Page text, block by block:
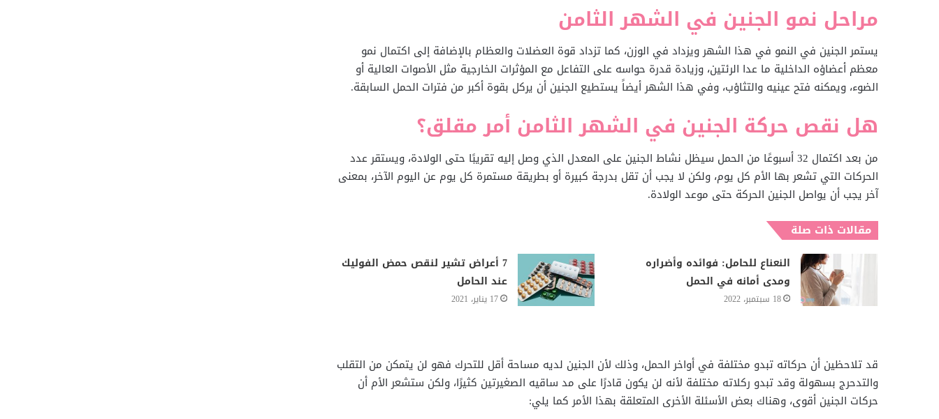
مراحل نمو الجنين في الشهر الثامن
يستمر الجنين في النمو في هذا الشهر ويزداد في الوزن، كما تزداد قوة العضلات والعظام بالإضافة إلى اكتمال نمو
معظم أعضاؤه الداخلية ما عدا الرئتين، وزيادة قدرة حواسه على التفاعل مع المؤثرات الخارجية مثل الأصوات العالية أو
الضوء، ويمكنه فتح عينيه والتثاؤب، وفي هذا الشهر أيضاً يستطيع الجنين أن يركل بقوة أكبر من فترات الحمل السابقة.
هل نقص حركة الجنين في الشهر الثامن أمر مقلق؟
من بعد اكتمال 32 أسبوعًا من الحمل سيظل نشاط الجنين على المعدل الذي وصل إليه تقريبًا حتى الولادة، ويستقر عدد
الحركات التي تشعر بها الأم كل يوم، ولكن لا يجب أن تقل بدرجة كبيرة أو بطريقة مستمرة كل يوم عن اليوم الآخر، بمعنى
آخر يجب أن يواصل الجنين الحركة حتى موعد الولادة.
مقالات ذات صلة
النعناع للحامل: فوائده وأضراره
ومدى أمانه في الحمل
18 سبتمبر، 2022
7 أعراض تشير لنقص حمض الفوليك
عند الحامل
17 يناير، 2021
قد تلاحظين أن حركاته تبدو مختلفة في أواخر الحمل، وذلك لأن الجنين لديه مساحة أقل للتحرك فهو لن يتمكن من التقلب
والتدحرج بسهولة وقد تبدو ركلاته مختلفة لأنه لن يكون قادرًا على مد ساقيه الصغيرتين كثيرًا، ولكن ستشعر الأم أن
حركات الجنين أقوى، وهناك بعض الأسئلة الأخرى المتعلقة بهذا الأمر كما يلي: